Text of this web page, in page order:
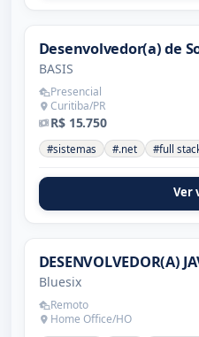
Desenvolvedor(a) de
BASIS
Presencial
Curitiba/PR
R$ 15.750
#sistemas #.net #full
Ver
DESENVOLVEDOR(A)
Bluesix
Remoto
Home Office/HO